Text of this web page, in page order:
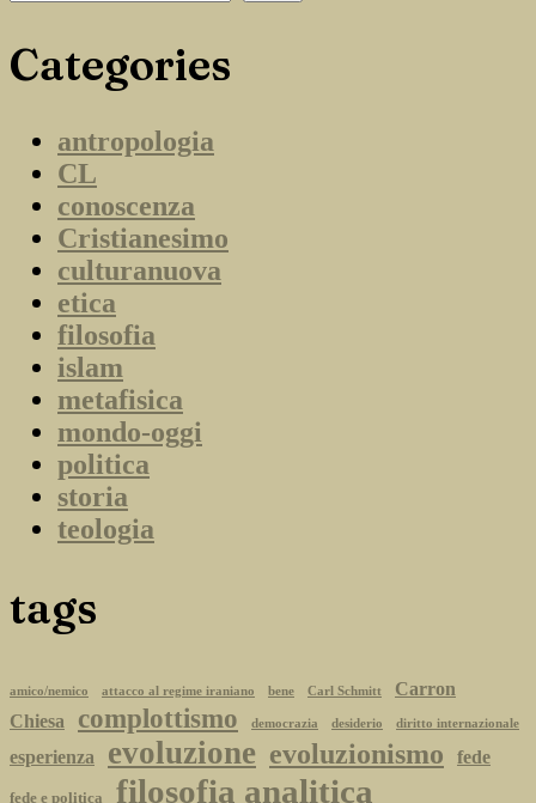
Categories
antropologia
CL
conoscenza
Cristianesimo
culturanuova
etica
filosofia
islam
metafisica
mondo-oggi
politica
storia
teologia
tags
amico/nemico attacco al regime iraniano bene Carl Schmitt
Carron
Chiesa
complottismo democrazia desiderio diritto internazionale
esperienza evoluzione evoluzionismo fede
fede e politica filosofia analitica